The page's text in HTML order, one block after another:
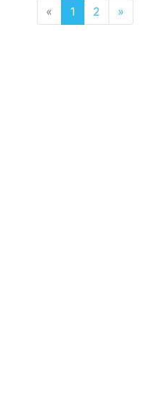
« Previous
1 2 »